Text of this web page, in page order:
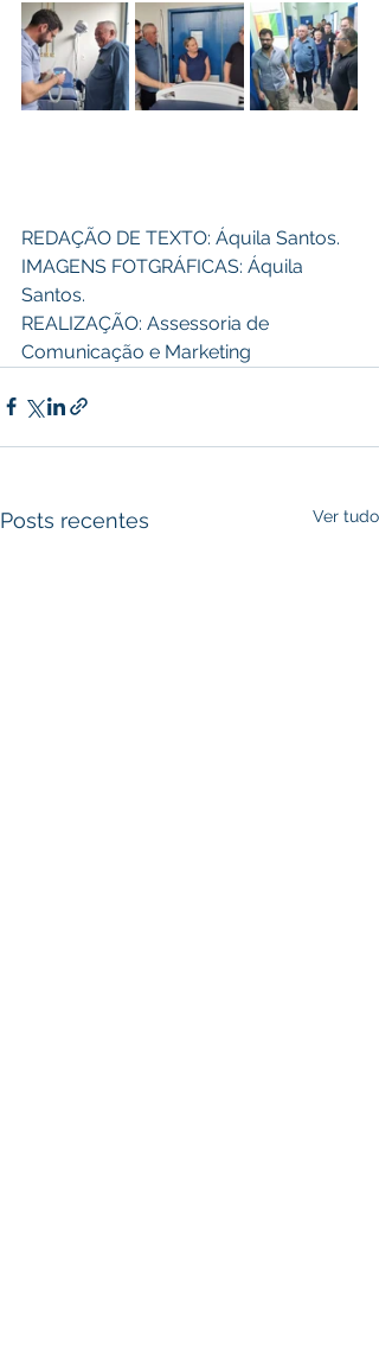
REDAÇÃO DE TEXTO: Áquila Santos.
IMAGENS FOTGRÁFICAS: Áquila
Santos.
REALIZAÇÃO: Assessoria de
Comunicação e Marketing
Posts recentes Ver tudo